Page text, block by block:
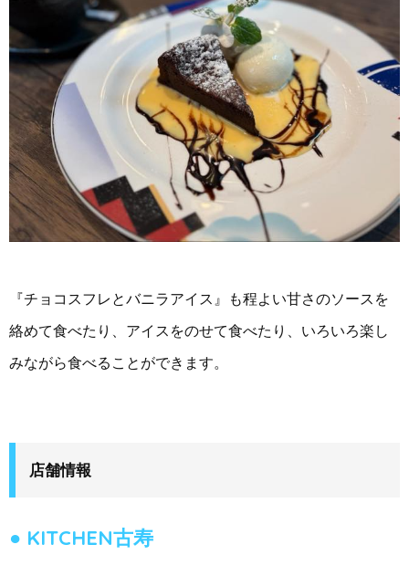
『チョコスフレとバニラアイス』も程よい甘さのソースを
絡めて食べたり、アイスをのせて食べたり、いろいろ楽し
みながら食べることができます。
店舗情報
KITCHEN古寿